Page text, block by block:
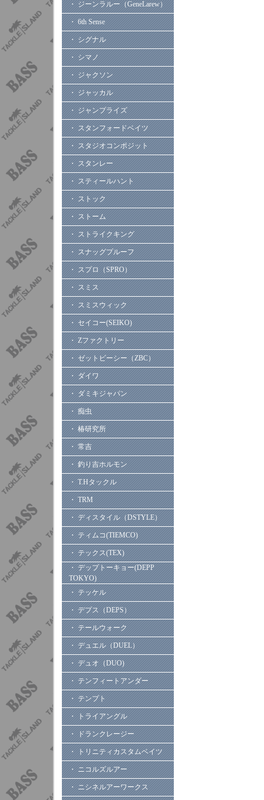
・ ジーンラルー（GeneLarew）
・ 6th Sense
・ シグナル
・ シマノ
・ ジャクソン
・ ジャッカル
・ ジャンプライズ
・ スタンフォードベイツ
・ スタジオコンポジット
・ スタンレー
・ スティールハント
・ ストック
・ ストーム
・ ストライクキング
・ スナッグプルーフ
・ スプロ（SPRO）
・ スミス
・ スミスウィック
・ セイコー(SEIKO)
・ Zファクトリー
・ ゼットビーシー（ZBC）
・ ダイワ
・ ダミキジャパン
・ 痴虫
・ 椿研究所
・ 常吉
・ 釣り吉ホルモン
・ T.Hタックル
・ TRM
・ ディスタイル（DSTYLE）
・ ティムコ(TIEMCO)
・ テックス(TEX)
・ デップトーキョー(DEPP
TOKYO)
・ テッケル
・ デプス（DEPS）
・ テールウォーク
・ デュエル（DUEL）
・ デュオ（DUO)
・ テンフィートアンダー
・ テンプト
・ トライアングル
・ ドランクレージー
・ トリニティカスタムベイツ
・ ニコルズルアー
・ ニシネルアーワークス